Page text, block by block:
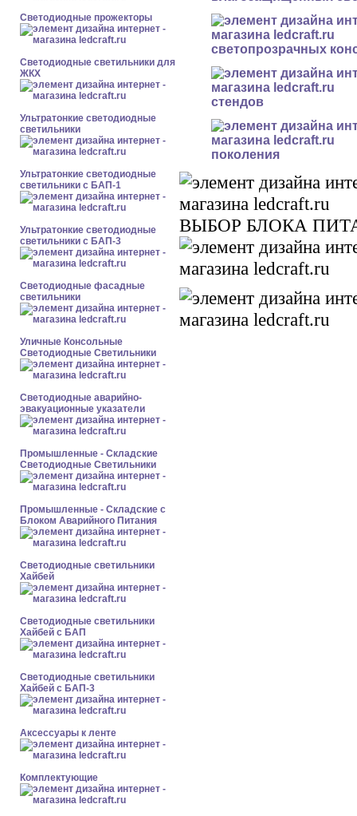
Светодиодные прожекторы
Светодиодные светильники для
ЖКХ
Ультратонкие светодиодные
светильники
Ультратонкие светодиодные
светильники с БАП-1
Ультратонкие светодиодные
светильники с БАП-3
Светодиодные фасадные
светильники
Уличные Консольные
Светодиодные Светильники
Светодиодные аварийно-
эвакуационные указатели
Промышленные - Складские
Светодиодные Светильники
Промышленные - Складские с
Блоком Аварийного Питания
Светодиодные светильники
Хайбей
Светодиодные светильники
Хайбей с БАП
Светодиодные светильники
Хайбей с БАП-3
Аксессуары к ленте
Комплектующие
светопрозрачных
стендов
поколения
ВЫБОР БЛОКА